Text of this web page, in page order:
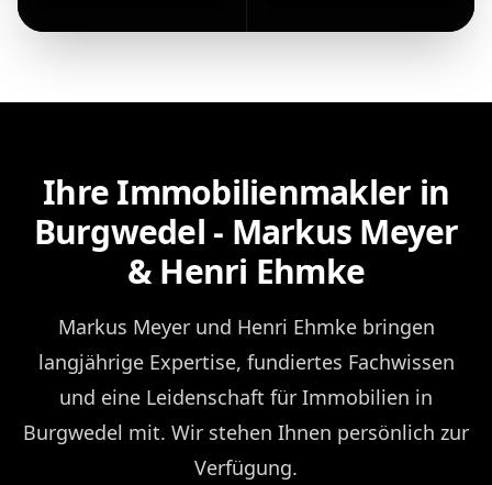
Ihre Immobilienmakler in
Burgwedel - Markus Meyer
& Henri Ehmke
Markus Meyer und Henri Ehmke bringen
langjährige Expertise, fundiertes Fachwissen
und eine Leidenschaft für Immobilien in
Burgwedel mit. Wir stehen Ihnen persönlich zur
Verfügung.